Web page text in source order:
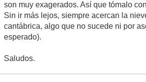
son muy exagerados. Así que tómalo
Sin ir más lejos, siempre acercan la
cantábrica, algo que no sucede ni por
esperado).
Saludos.